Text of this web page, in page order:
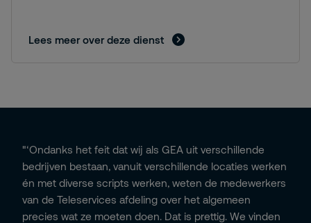
Lees meer over deze dienst
"‘Ondanks het feit dat wij als GEA uit verschillende
bedrijven bestaan, vanuit verschillende locaties werken
én met diverse scripts werken, weten de medewerkers
van de Teleservices afdeling over het algemeen
precies wat ze moeten doen. Dat is prettig. We vinden